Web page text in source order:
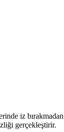
ve sessiz
iz bırakmadan
gerçekleştirir.